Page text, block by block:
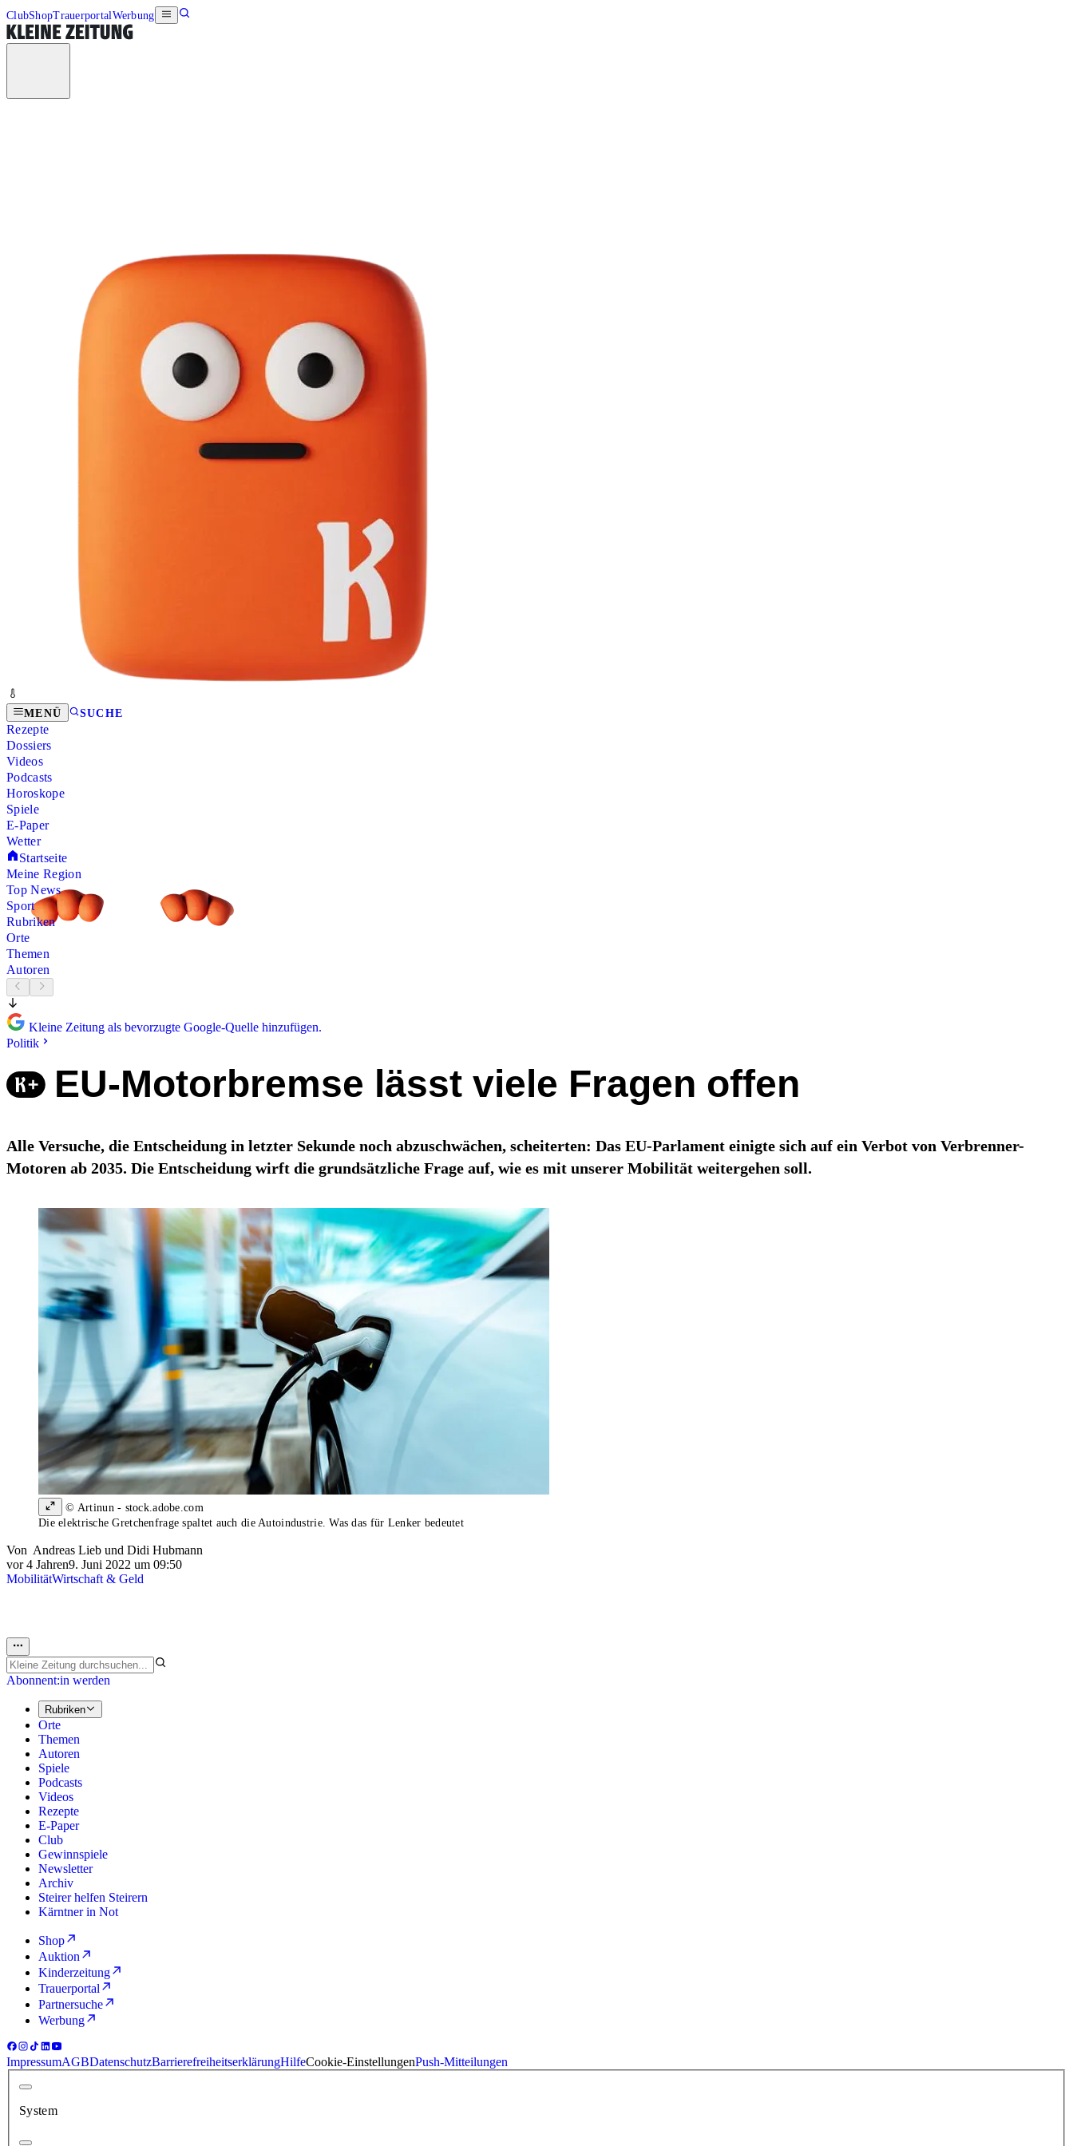
ClubShopTrauerportalWerbung
MENÜ SUCHE
Rezepte
Dossiers
Videos
Podcasts
Horoskope
Spiele
E-Paper
Wetter
Startseite
Meine Region
Top News
Sport
Rubriken
Orte
Themen
Autoren
Kleine Zeitung als bevorzugte Google-Quelle hinzufügen.
Politik
EU-Motorbremse lässt viele Fragen offen
Alle Versuche, die Entscheidung in letzter Sekunde noch abzuschwächen, scheiterten: Das EU-Parlament einigte sich auf ein Verbot von Verbrenner-
Motoren ab 2035. Die Entscheidung wirft die grundsätzliche Frage auf, wie es mit unserer Mobilität weitergehen soll.
© Artinun - stock.adobe.com
Die elektrische Gretchenfrage spaltet auch die Autoindustrie. Was das für Lenker bedeutet
Von Andreas Lieb und Didi Hubmann
vor 4 Jahren9. Juni 2022 um 09:50
MobilitätWirtschaft & Geld
Abonnent:in werden
Rubriken
Orte
Themen
Autoren
Spiele
Podcasts
Videos
Rezepte
E-Paper
Club
Gewinnspiele
Newsletter
Archiv
Steirer helfen Steirern
Kärntner in Not
Shop
Auktion
Kinderzeitung
Trauerportal
Partnersuche
Werbung
ImpressumAGBDatenschutzBarrierefreiheitserklärungHilfeCookie-EinstellungenPush-Mitteilungen
System